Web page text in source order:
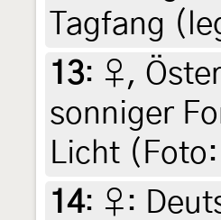
Tagfang
13: ♀,
sonniger
Licht
14: ♀: